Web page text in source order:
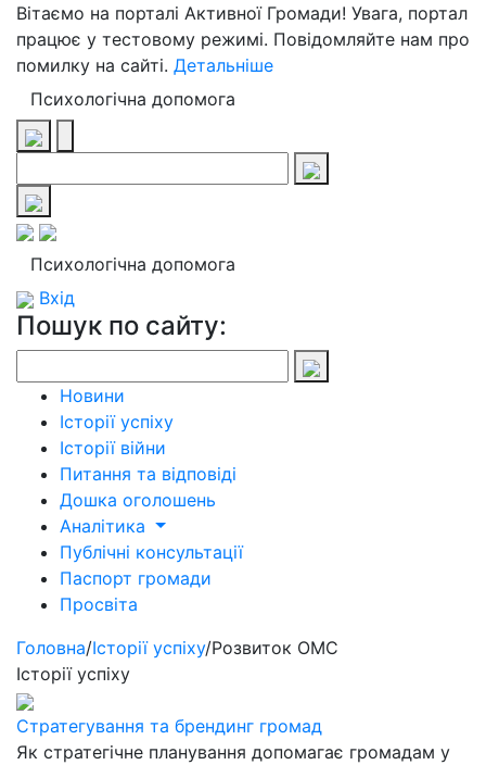
Вітаємо на порталі Активної Громади! Увага, портал
працює у тестовому режимі. Повідомляйте нам про
помилку на сайті. Детальніше
Психологічна допомога
Психологічна допомога
Вхід
Пошук по сайту:
Новини
Історії успіху
Історії війни
Питання та відповіді
Дошка оголошень
Аналітика
Публічні консультації
Паспорт громади
Просвіта
Головна/Історії успіху/Розвиток ОМС
Історії успіху
Стратегування та брендинг громад
Як стратегічне планування допомагає громадам у